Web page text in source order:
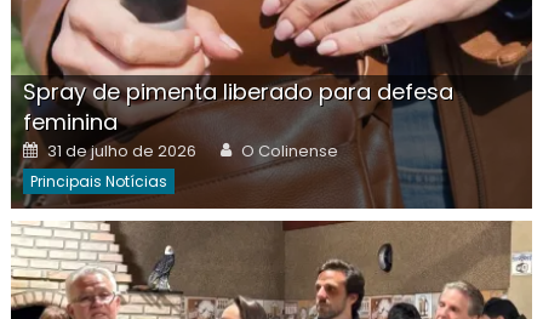
Spray de pimenta liberado para defesa
feminina
Posted
on
31 de julho de 2026 Author
O Colinense
Principais Notícias